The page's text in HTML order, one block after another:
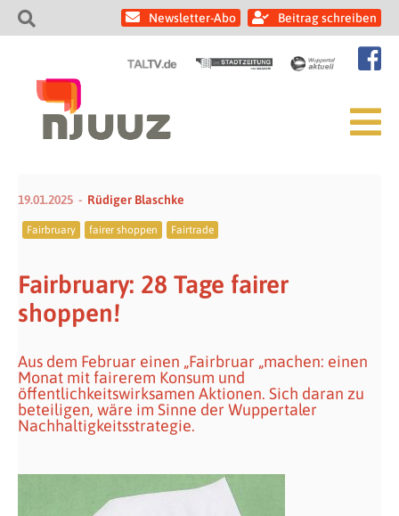
Newsletter-Abo Beitrag schreiben
19.01.2025 Rüdiger Blaschke
Fairbruary fairer shoppen Fairtrade
Fairbruary: 28 Tage fairer
shoppen!
Aus dem Februar einen „Fairbruar „machen: einen
Monat mit fairerem Konsum und
öffentlichkeitswirksamen Aktionen. Sich daran zu
beteiligen, wäre im Sinne der Wuppertaler
Nachhaltigkeitsstrategie.